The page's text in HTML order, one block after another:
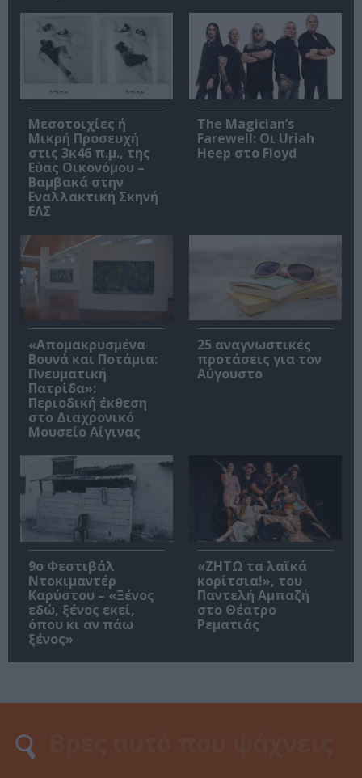
Μεσοτοιχίες ή
Μικρή Προσευχή
στις 3κ46 π.μ., της
Εύας Οικονόμου –
Βαμβακά στην
Εναλλακτική Σκηνή
ΕΛΣ
The Magician’s
Farewell: Οι Uriah
Heep στο Floyd
«Απομακρυσμένα
Βουνά και Ποτάμια:
Πνευματική
Πατρίδα»:
Περιοδική έκθεση
στο Διαχρονικό
Μουσείο Αίγινας
25 αναγνωστικές
προτάσεις για τον
Αύγουστο
9ο Φεστιβάλ
Ντοκιμαντέρ
Καρύστου – «Ξένος
εδώ, ξένος εκεί,
όπου κι αν πάω
ξένος»
«ΖΗΤΩ τα λαϊκά
κορίτσια!», του
Παντελή Αμπαζή
στο Θέατρο
Ρεματιάς